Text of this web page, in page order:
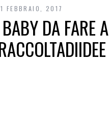
1 FEBBRAIO, 2017
DA FARE A